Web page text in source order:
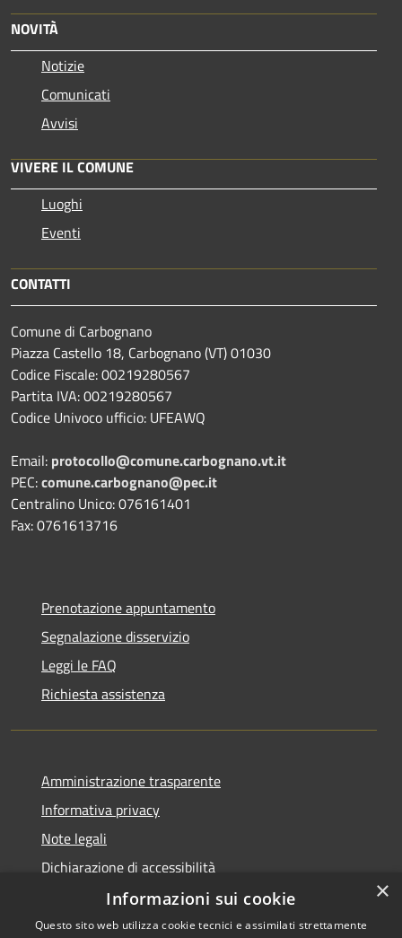
NOVITÀ
Notizie
Comunicati
Avvisi
VIVERE IL COMUNE
Luoghi
Eventi
CONTATTI
Comune di Carbognano
Piazza Castello 18, Carbognano (VT) 01030
Codice Fiscale: 00219280567
Partita IVA: 00219280567
Codice Univoco ufficio: UFEAWQ
Email: protocollo@comune.carbognano.vt.it
PEC:comune.carbognano@pec.it
Centralino Unico: 076161401
Fax: 0761613716
Prenotazione appuntamento
Segnalazione disservizio
Leggi le FAQ
Richiesta assistenza
Amministrazione trasparente
Informativa privacy
Note legali
Dichiarazione di accessibilità
×
Informazioni sui cookie
Questo sito web utilizza cookie tecnici e assimilati strettamente